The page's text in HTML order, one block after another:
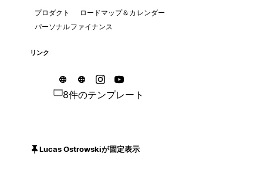
プロダクト
ロードマップ＆カレンダー
パーソナルファイナンス
リンク
8件のテンプレート
Lucas Ostrowskiが固定表示